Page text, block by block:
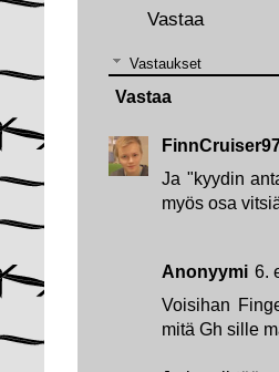
Vastaa
Vastaukset
Ja "kyydin
myös osa
Anonyymi 6.
Voisihan
mitä Gh sille
Vastaa